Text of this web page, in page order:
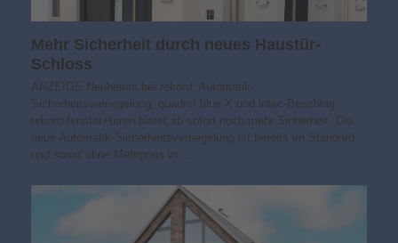
Mehr Sicherheit durch neues Haustür-
Schloss
ANZEIGE Neuheiten bei rekord: Automatik-
Sicherheitsverriegelung, quadro! blue X und intec-Beschlag
rekord fenster+türen bietet ab sofort noch mehr Sicherheit. Die
neue Automatik-Sicherheitsverriegelung ist bereits im Standard
und somit ohne Mehrpreis in…